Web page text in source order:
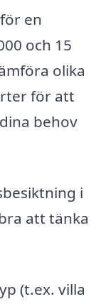
en
och 15
olika
för att
behov
i
att tänka
(t.ex. villa